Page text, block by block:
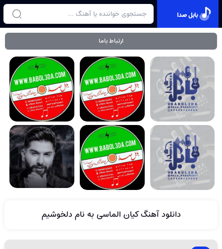
بابل صدا
ارتباط باما
دانلود آهنگ کیان الماسی به نام دلخوشیم